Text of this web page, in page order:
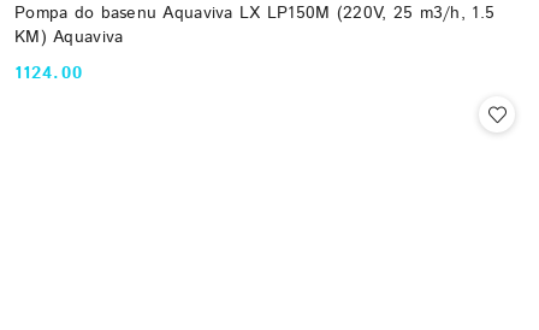
Pompa do basenu Aquaviva LX LP150M (220V, 25 m3/h, 1.5
KM) Aquaviva
Cena:
1124.00